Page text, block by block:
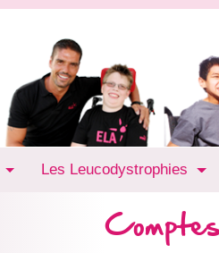
Les Leucodystrophies